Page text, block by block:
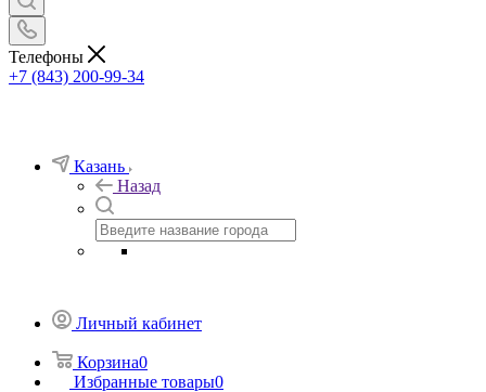
Телефоны
+7 (843) 200-99-34
Казань
Назад
Личный кабинет
Корзина0
Избранные товары0